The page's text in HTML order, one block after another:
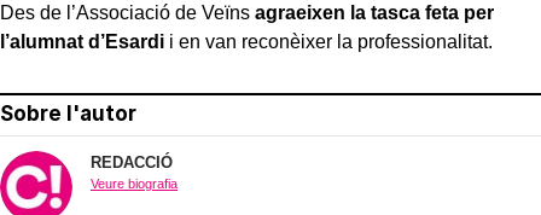
Des de l’Associació de Veïns agraeixen la tasca feta per
l’alumnat d’Esardi i en van reconèixer la professionalitat.
Sobre l'autor
REDACCIÓ
Veure biografia